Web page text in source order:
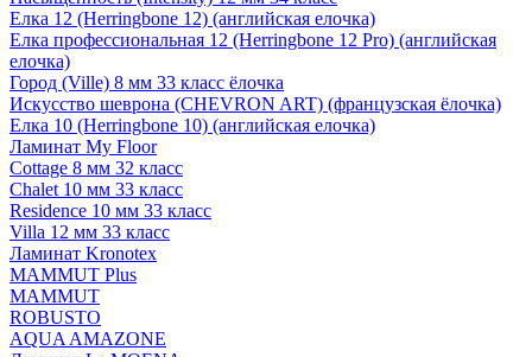
Елка 12 (Herringbone 12) (английская елочка)
Елка профессиональная 12 (Herringbone 12 Pro) (английская
елочка)
Город (Ville) 8 мм 33 класс ёлочка
Искусство шеврона (CHEVRON ART) (французская ёлочка)
Елка 10 (Herringbone 10) (английская елочка)
Ламинат My Floor
Cottage 8 мм 32 класс
Chalet 10 мм 33 класс
Residence 10 мм 33 класс
Villa 12 мм 33 класс
Ламинат Kronotex
MAMMUT Plus
MAMMUT
ROBUSTO
AQUA AMAZONE